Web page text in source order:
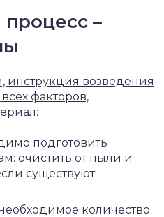
–
инструкция возведения
факторов,
подготовить
очистить от пыли и
существуют
количество